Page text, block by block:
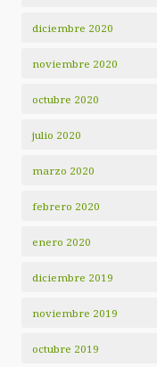
diciembre 2020
noviembre 2020
octubre 2020
julio 2020
marzo 2020
febrero 2020
enero 2020
diciembre 2019
noviembre 2019
octubre 2019